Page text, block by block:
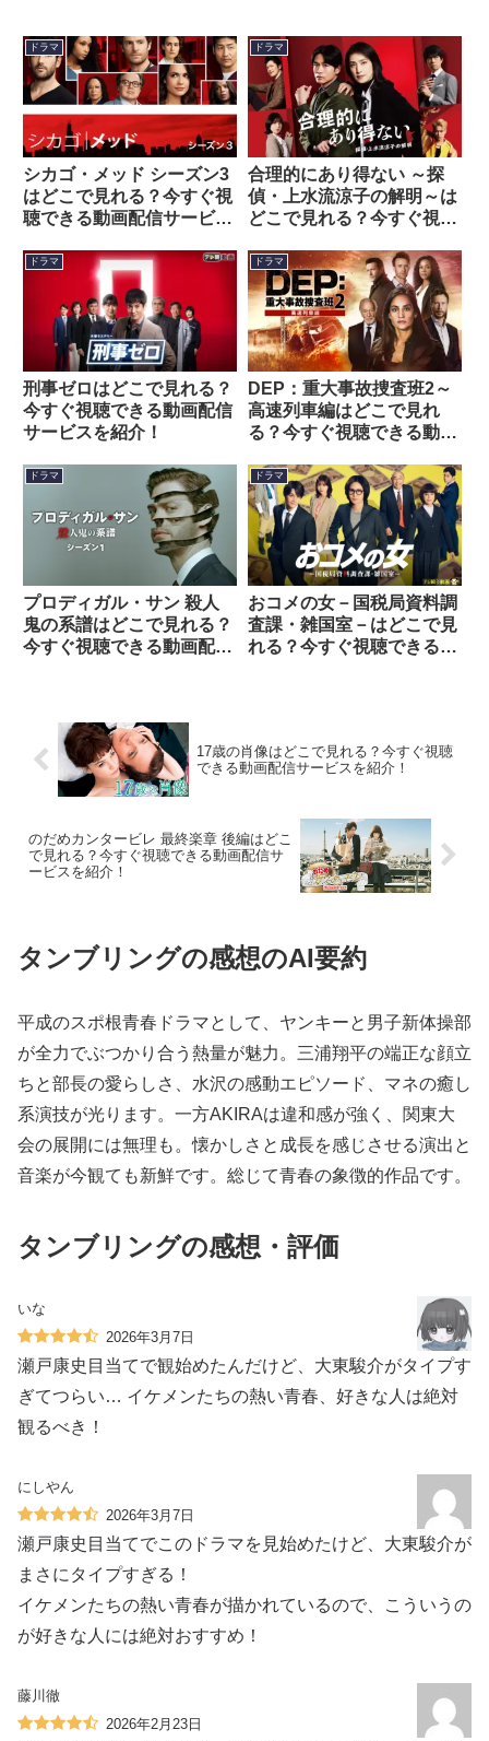
ドラマ
シカゴ・メッド シーズン3
はどこで見れる？今すぐ視
聴できる動画配信サービス
ドラマ
合理的にあり得ない ～探
偵・上水流涼子の解明～は
どこで見れる？今すぐ視聴
紹介！
ドラマ
刑事ゼロはどこで見れる？
今すぐ視聴できる動画配信
サービスを紹介！
ドラマ
DEP：重大事故捜査班2～
高速列車編はどこで見れ
る？今すぐ視聴できる動画
ドラマ
プロディガル・サン 殺人
鬼の系譜はどこで見れる？
今すぐ視聴できる動画配信
ドラマ
おコメの女－国税局資料調
査課・雑国室－はどこで見
れる？今すぐ視聴できる動
17歳の肖像はどこで見れる？今すぐ視聴
できる動画配信サービスを紹介！
のだめカンタービレ 最終楽章 後編はどこ
で見れる？今すぐ視聴できる動画配信サ
ービスを紹介！
タンブリングの感想のAI要約
平成のスポ根青春ドラマとして、ヤンキーと男子新体操部
が全力でぶつかり合う熱量が魅力。三浦翔平の端正な顔立
ちと部長の愛らしさ、水沢の感動エピソード、マネの癒し
系演技が光ります。一方AKIRAは違和感が強く、関東大
会の展開には無理も。懐かしさと成長を感じさせる演出と
音楽が今観ても新鮮です。総じて青春の象徴的作品です。
タンブリングの感想・評価
いな
2026年3月7日
瀬戸康史目当てで観始めたんだけど、大東駿介がタイプす
ぎてつらい… イケメンたちの熱い青春、好きな人は絶対
観るべき！
にしやん
2026年3月7日
瀬戸康史目当てでこのドラマを見始めたけど、大東駿介が
まさにタイプすぎる！‍️️️
イケメンたちの熱い青春が描かれているので、こういうの
が好きな人には絶対おすすめ！
藤川徹
2026年2月23日